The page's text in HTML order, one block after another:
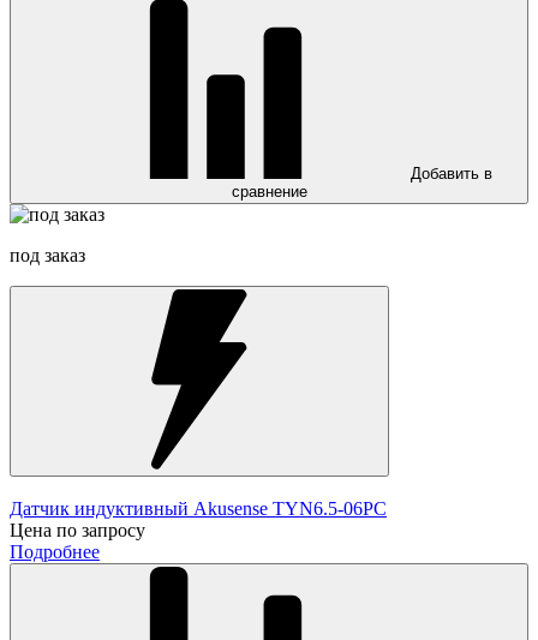
Добавить в
сравнение
под заказ
Датчик индуктивный Akusense TYN6.5-06PC
Цена по запросу
Подробнее